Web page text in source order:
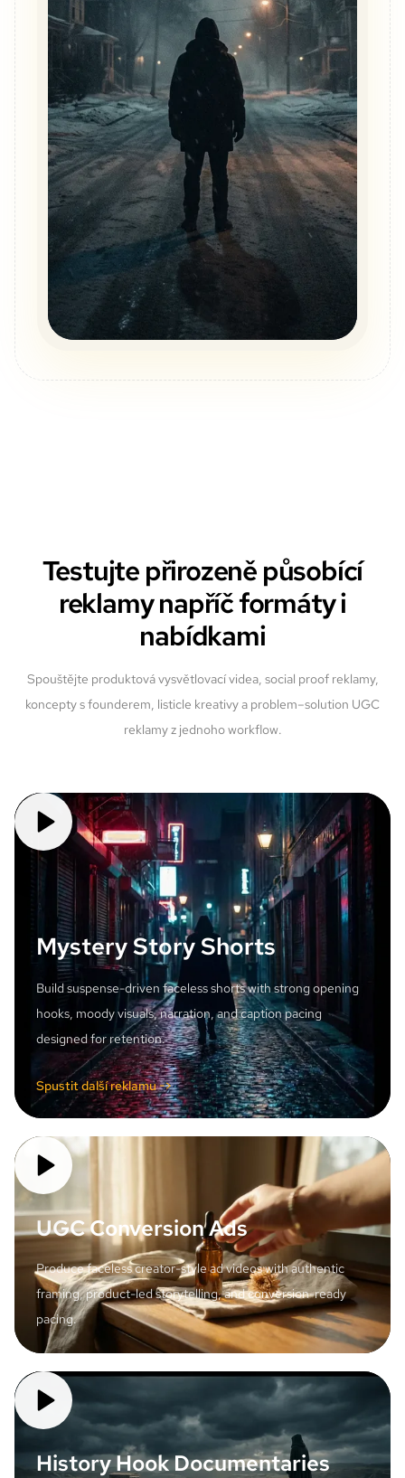
Testujte přirozeně působící
reklamy napříč formáty i
nabídkami
Spouštějte produktová vysvětlovací videa, social proof reklamy,
koncepty s founderem, listicle kreativy a problem–solution UGC
reklamy z jednoho workflow.
Mystery Story Shorts
Build suspense-driven faceless shorts with strong opening
hooks, moody visuals, narration, and caption pacing
designed for retention.
Spustit další reklamu ->
UGC Conversion Ads
Produce faceless creator-style ad videos with authentic
framing, product-led storytelling, and conversion-ready
pacing.
History Hook Documentaries